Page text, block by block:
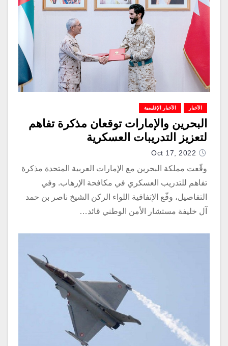
الأخبار الأخبار الإقليمية
البحرين والإمارات توقعان مذكرة تفاهم
لتعزيز التدريبات العسكرية
Oct 17, 2022
وقّعت مملكة البحرين مع الإمارات العربية المتحدة مذكرة
تفاهم للتدريب العسكري في مكافحة الإرهاب. وفي
التفاصيل، وقّع الإتفاقية اللواء الركن الشيخ ناصر بن حمد
آل خليفة مستشار الأمن الوطني قائد…